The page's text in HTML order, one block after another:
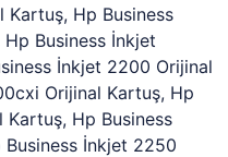
Kartuş, Hp Business
Business İnkjet
İnkjet 2200 Orijinal
Orijinal Kartuş, Hp
Kartuş, Hp Business
İnkjet 2250